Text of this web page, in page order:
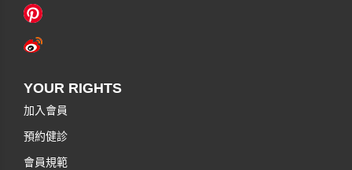
YOUR RIGHTS
加入會員
預約健診
會員規範